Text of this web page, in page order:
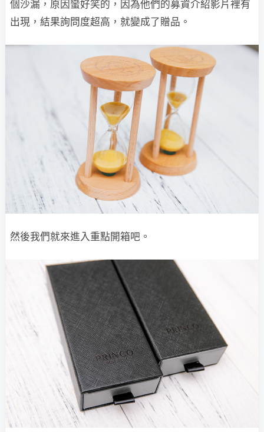
個沙漏，原因蠻好笑的，因為他們的募資介紹影片裡有
出現，結果詢問度超高，就變成了贈品。
然後我們就來進入重點開箱吧。